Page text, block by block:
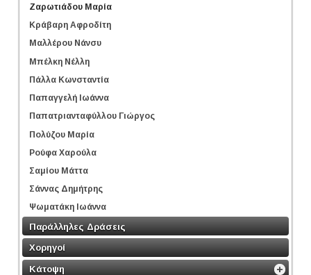
Ζαρωτιάδου Μαρία
Κράβαρη Αφροδίτη
Μαλλέρου Νάνσυ
Μπέλκη Νέλλη
Πάλλα Κωνσταντία
Παπαγγελή Ιωάννα
Παπατριανταφύλλου Γιώργος
Πολύζου Μαρία
Ρούφα Χαρούλα
Σαμίου Μάττα
Σάννας Δημήτρης
Ψωματάκη Ιωάννα
Παράλληλες Δράσεις
Χορηγοί
Κάτοψη